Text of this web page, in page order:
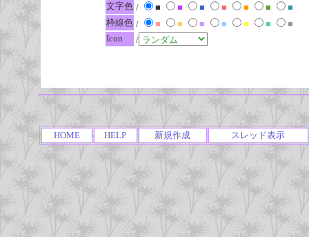
文字色 / ■ ■ ■ ■ ■ ■
■
枠線色 / ■ ■ ■ ■ ■ ■
■
Icon
/
HOME HELP 新規作成 スレッド表示